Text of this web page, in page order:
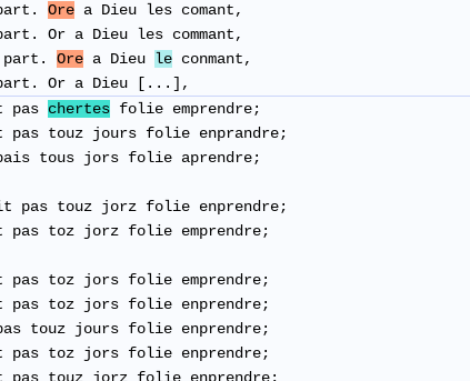
Ore a Dieu les comant,
Or a Dieu les commant,
part. Ore a Dieu le conmant,
part. Or a Dieu [...],
pas chertes folie emprendre;
pas touz jours folie enprandre;
tous jors folie aprendre;
pas touz jorz folie enprendre;
pas toz jorz folie emprendre;
pas toz jors folie emprendre;
pas toz jors folie enprendre;
touz jours folie enprendre;
pas toz jors folie enprendre;